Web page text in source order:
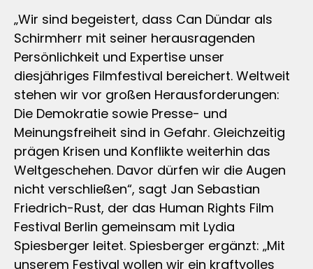
„Wir sind begeistert, dass Can Dündar als
Schirmherr mit seiner herausragenden
Persönlichkeit und Expertise unser
diesjähriges Filmfestival bereichert. Weltweit
stehen wir vor großen Herausforderungen:
Die Demokratie sowie Presse- und
Meinungsfreiheit sind in Gefahr. Gleichzeitig
prägen Krisen und Konflikte weiterhin das
Weltgeschehen. Davor dürfen wir die Augen
nicht verschließen“, sagt Jan Sebastian
Friedrich-Rust, der das Human Rights Film
Festival Berlin gemeinsam mit Lydia
Spiesberger leitet. Spiesberger ergänzt: „Mit
unserem Festival wollen wir ein kraftvolles